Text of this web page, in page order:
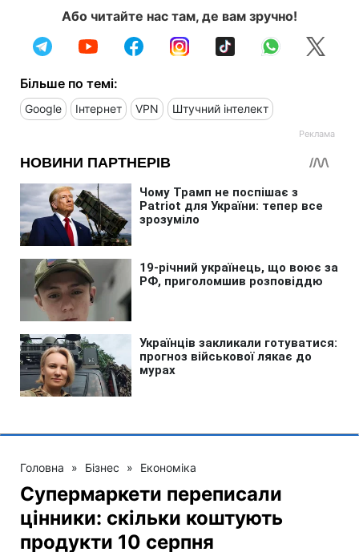
Або читайте нас там, де вам зручно!
Більше по темі:
Google Інтернет VPN Штучний інтелект
Головна » Бізнес » Економіка
Супермаркети переписали
цінники: скільки коштують
продукти 10 серпня